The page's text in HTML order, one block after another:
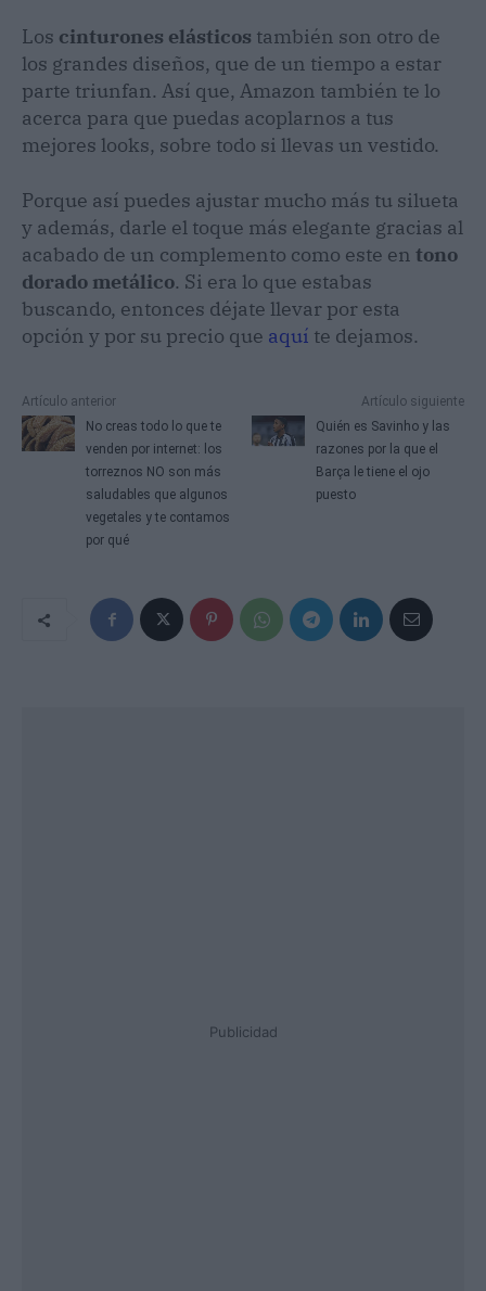
Los cinturones elásticos también son otro de
los grandes diseños, que de un tiempo a estar
parte triunfan. Así que, Amazon también te lo
acerca para que puedas acoplarnos a tus
mejores looks, sobre todo si llevas un vestido.
Porque así puedes ajustar mucho más tu silueta
y además, darle el toque más elegante gracias al
acabado de un complemento como este en tono
dorado metálico. Si era lo que estabas
buscando, entonces déjate llevar por esta
opción y por su precio que aquí te dejamos.
Artículo anterior
No creas todo lo que te
venden por internet: los
torreznos NO son más
saludables que algunos
vegetales y te contamos
por qué
Artículo siguiente
Quién es Savinho y las
razones por la que el
Barça le tiene el ojo
puesto
Publicidad